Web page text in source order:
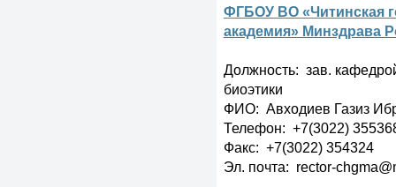
ФГБОУ ВО «Читинская
академия» Минздрава
Должность: зав.
биоэтики
ФИО: Авходиев Газиз
Телефон: +7(3022)
Факс: +7(3022) 354324
Эл. почта: rector-